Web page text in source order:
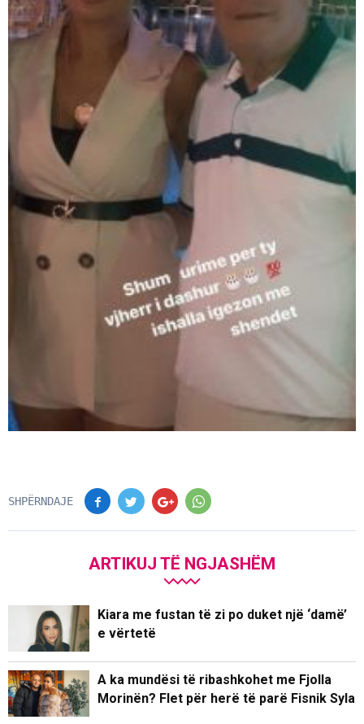
SHPËRNDAJE
ARTIKUJ TË NGJASHËM
Kiara me fustan të zi po duket një ‘damë’
e vërtetë
A ka mundësi të ribashkohet me Fjolla
Morinën? Flet për herë të parë Fisnik Syla